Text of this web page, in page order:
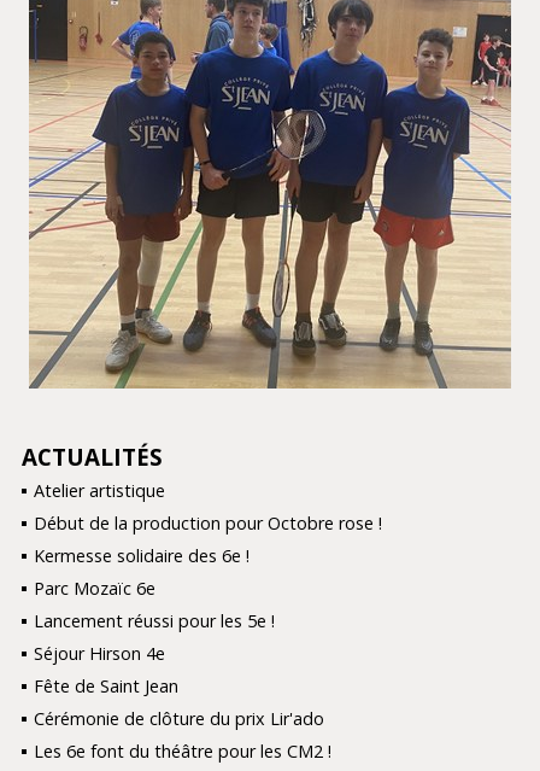
NAVIGATION
ACTUALITÉS
Atelier artistique
Début de la production pour Octobre rose !
Kermesse solidaire des 6e !
Parc Mozaïc 6e
Lancement réussi pour les 5e !
Séjour Hirson 4e
Fête de Saint Jean
Cérémonie de clôture du prix Lir'ado
Les 6e font du théâtre pour les CM2 !